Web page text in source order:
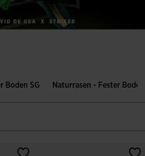
Boden SG Naturrasen - Fester